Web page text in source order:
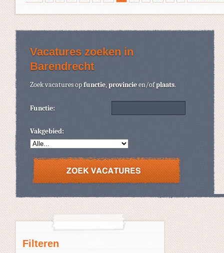
Filteren
Vacatures zoeken in
Barendrecht
Zoek vacatures opfunctie,provincieen/ofplaats.
Functie:
Vakgebied: